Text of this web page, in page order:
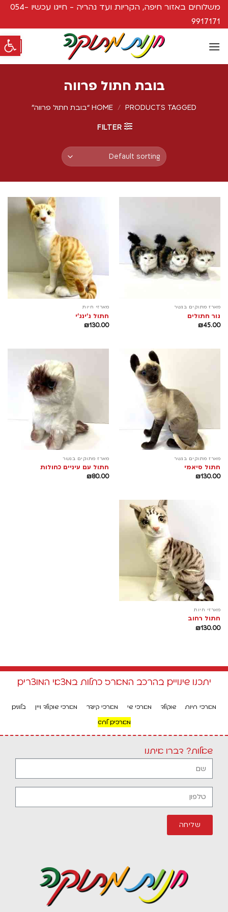
פתח
משלוחים באזור חיפה, הקריות ועד נהריה - חייגו עכשיו 054-
9917171
0
בובת חתול פרווה
HOME / PRODUCTS TAGGED “בובת חתול פרווה”
FILTER
מארז מתוקים בנשר
גור חתולים
₪45.00
מארזי חיות
חתול ג'ינג'י
₪130.00
מארז מתוקים בנשר
חתול סיאמי
₪130.00
מארז מתוקים בנשר
חתול עם עיניים כחולות
₪80.00
מארזי חיות
חתול רחוב
₪130.00
יתכנו שינויים בהרכב המארז כתלות במצאי המוצרים
מארזי חיות שוקולד מארזי שי מארזי קינדר מארזי שוקולד ויין
בלונים
מארזים לחג
שאלות? דברו איתנו
שליחה